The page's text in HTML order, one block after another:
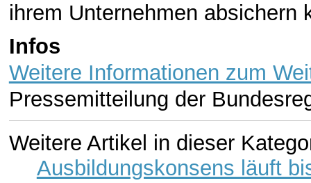
ihrem Unternehmen absichern
Infos
Weitere Informationen zum
Pressemitteilung der
Weitere Artikel in dieser
Ausbildungskonsens läuft